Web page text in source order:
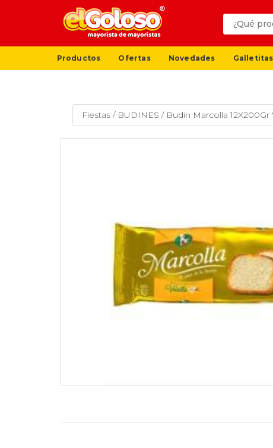
Productos Ofertas Novedades Galletitas
Fiestas / BUDINES / Budin Marcolla 12X200Gr